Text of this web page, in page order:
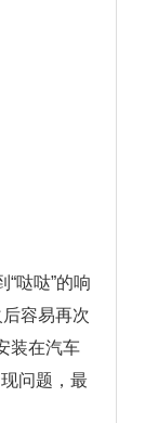
哒哒”的响
容易再次
装在汽车
问题，最